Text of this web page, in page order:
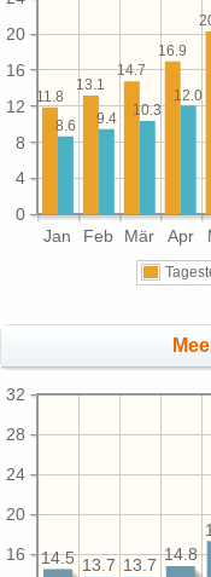
Jan Feb Mär Apr
0
4
8
12
16
20
16.9
14.7
13.1
11.8
12.0
10.3
9.4
8.6
16
20
24
28
32
14.8
13.7
13.7
14.5